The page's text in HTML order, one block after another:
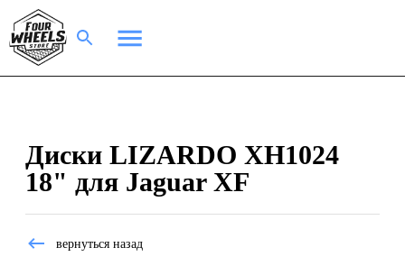
Диски LIZARDO XH1024
18" для Jaguar XF
вернуться назад